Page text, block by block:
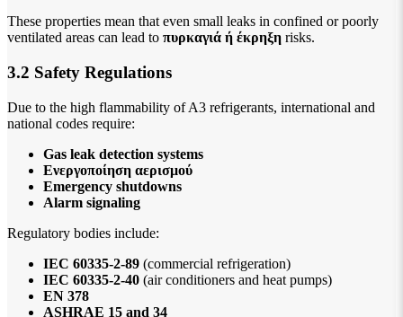
These properties mean that even small leaks in confined or poorly
ventilated areas can lead to πυρκαγιά ή έκρηξη risks.
3.2 Safety Regulations
Due to the high flammability of A3 refrigerants, international and
national codes require:
Gas leak detection systems
Ενεργοποίηση αερισμού
Emergency shutdowns
Alarm signaling
Regulatory bodies include:
IEC 60335-2-89 (commercial refrigeration)
IEC 60335-2-40 (air conditioners and heat pumps)
EN 378
ASHRAE 15 and 34